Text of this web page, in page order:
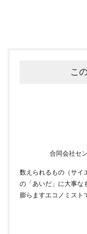
こ
合同会社セ
数えられるもの（サイ
の「あいだ」に大事な
膨らますエコノミスト